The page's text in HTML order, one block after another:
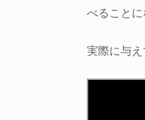
べることに
実際に与え